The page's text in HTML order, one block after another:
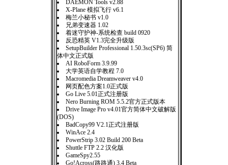
DAEMON Tools v2.88
X-Plane 模拟飞行 v6.1
梅兰小秘书 v1.0
兄弟变速器 1.02
着迷守护神-系统检查 build 0920
反恐精英 V1.3完全升级版
SetupBuilder Professional 1.50.3sc(SP6) 简
体中文正式版
AI RoboForm 3.9.99
大学英语自学教程 7.0
Macromedia Dreamweaver v4.0
网页配色方案1.0正式版
Go Live 5.01正式注册版
Nero Burning ROM 5.5.2官方正式版本
Drive Image Pro v4.01官方简体中文破解版
(DOS)
BadCopy99 V2.1正式注册版
WinAce 2.4
PowerStrip 3.02 Build 200 Beta
Shuttle FTP 2.2 汉化版
GameSpy2.55
Go!Across(路路通) 3.4 Beta